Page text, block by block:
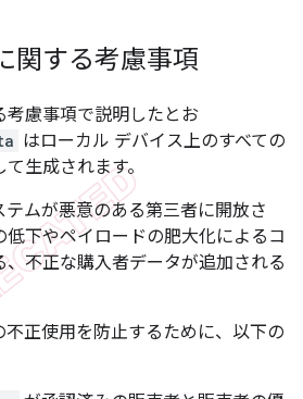
関する考慮事項
考慮事項で説明したとお
はローカル デバイス上のすべての
生成されます。
テムが悪意のある第三者に開放さ
低下やペイロードの肥大化によるコ
、不正な購入者データが追加される
不正使用を防止するために、以下の